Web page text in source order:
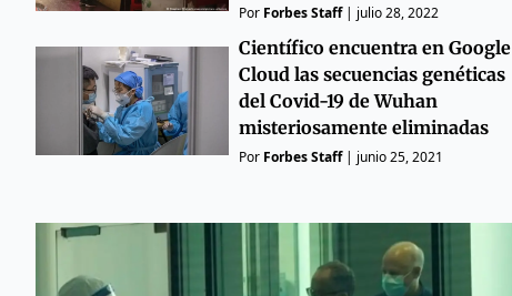
Por Forbes Staff| julio 28, 2022
Científico encuentra en Google
Cloud las secuencias genéticas
del Covid-19 de Wuhan
misteriosamente eliminadas
Por Forbes Staff| junio 25, 2021